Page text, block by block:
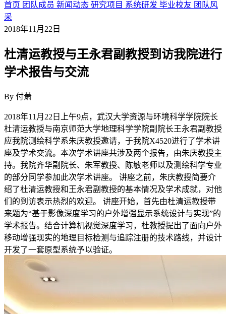
首页 团队成员 新闻动态 研究项目 系统研发 毕业校友 团队风
采
2018年11月22日
杜清运教授与王永君副教授到访我院进行
学术报告与交流
By 付萧
2018年11月22日上午9点，武汉大学资源与环境科学学院院长
杜清运教授与南京师范大学地理科学学院副院长王永君副教授
应我院测绘科学系朱庆教授邀请，于我院X4520进行了学术讲
座及学术交流。本次学术讲座共涉及两个报告，由朱庆教授主
持。我院齐华副院长、朱军教授、陈敏老师以及测绘科学专业
的部分同学参加此次学术讲座。 讲座之前，朱庆教授简要介
绍了杜清运教授和王永君副教授的基本情况及学术成就，对他
们的到访表示热烈的欢迎。 讲座开始，首先由杜清运教授带
来题为“基于影像深度学习的户外增强显示系统设计与实现”的
学术报告。结合计算机视觉深度学习，杜教授提出了面向户外
移动增强现实的地理目标检测与追踪注册的技术路线，并设计
开发了一套原型系统予以验证。